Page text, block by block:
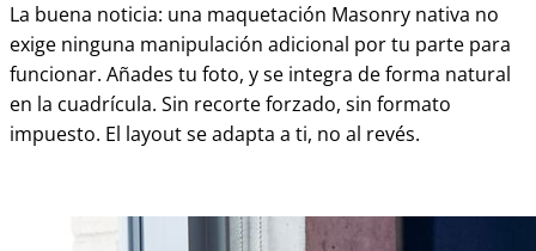
La buena noticia: una maquetación Masonry nativa no
exige ninguna manipulación adicional por tu parte para
funcionar. Añades tu foto, y se integra de forma natural
en la cuadrícula. Sin recorte forzado, sin formato
impuesto. El layout se adapta a ti, no al revés.